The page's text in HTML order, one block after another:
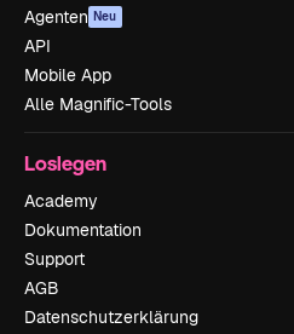
Agenten Neu
API
Mobile App
Alle Magnific-Tools
Loslegen
Academy
Dokumentation
Support
AGB
Datenschutzerklärung